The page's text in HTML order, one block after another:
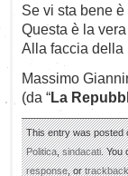
Se vi sta bene
Questa è la
Alla faccia della
Massimo
(da “La
This entry was posted
Politica,sindacati. You
response, ortrackback